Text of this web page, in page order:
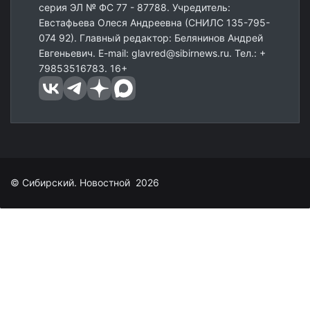
серия ЭЛ № ФС 77 - 87788. Учредитель:
Евстафьева Олеся Андреевна (СНИЛС 135-795-
074 92). Главный редактор: Белянинов Андрей
Евгеньевич. E-mail: glavred@sibirnews.ru. Тел.: +
79853516783. 16+
© Сибирский. Новостной 2026